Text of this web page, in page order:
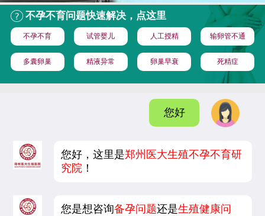
不孕不育问题快速解决，点这里
不孕不育 试管婴儿 人工授精 输卵管不通
多囊卵巢 精液异常 卵巢早衰 死精症
您好
您好，这里是郑州医大生殖不孕不育研
究院 ！
您是想咨询备孕问题还是生殖健康问